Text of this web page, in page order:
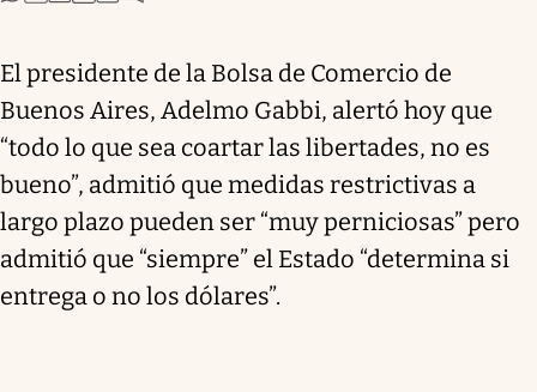
El presidente de la Bolsa de Comercio de
Buenos Aires, Adelmo Gabbi, alertó hoy que
“todo lo que sea coartar las libertades, no es
bueno”, admitió que medidas restrictivas a
largo plazo pueden ser “muy perniciosas” pero
admitió que “siempre” el Estado “determina si
entrega o no los dólares”.